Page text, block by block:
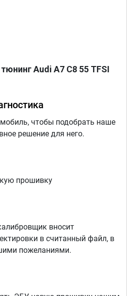
Audi A7 C8 55 TFSI
чтобы подобрать наше
решение для него.
прошивку
вносит
в считанный файл, в
пожеланиями.